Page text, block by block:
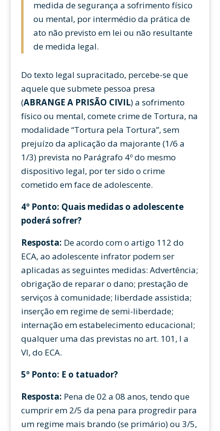
medida de segurança a sofrimento físico
ou mental, por intermédio da prática de
ato não previsto em lei ou não resultante
de medida legal.
Do texto legal supracitado, percebe-se que
aquele que submete pessoa presa
(ABRANGE A PRISÃO CIVIL) a sofrimento
físico ou mental, comete crime de Tortura, na
modalidade “Tortura pela Tortura”, sem
prejuízo da aplicação da majorante (1/6 a
1/3) prevista no Parágrafo 4º do mesmo
dispositivo legal, por ter sido o crime
cometido em face de adolescente.
4º Ponto: Quais medidas o adolescente
poderá sofrer?
Resposta: De acordo com o artigo 112 do
ECA, ao adolescente infrator podem ser
aplicadas as seguintes medidas: Advertência;
obrigação de reparar o dano; prestação de
serviços à comunidade; liberdade assistida;
inserção em regime de semi-liberdade;
internação em estabelecimento educacional;
qualquer uma das previstas no art. 101, I a
VI, do ECA.
5º Ponto: E o tatuador?
Resposta: Pena de 02 a 08 anos, tendo que
cumprir em 2/5 da pena para progredir para
um regime mais brando (se primário) ou 3/5,